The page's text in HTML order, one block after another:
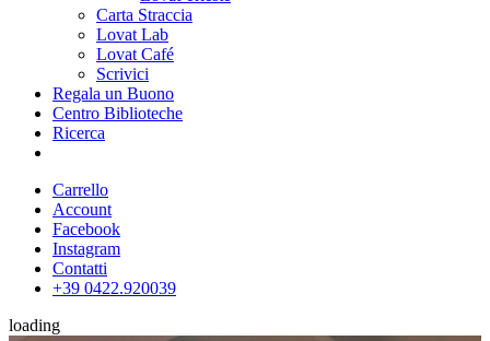
Carta Straccia
Lovat Lab
Lovat Café
Scrivici
Regala un Buono
Centro Biblioteche
Ricerca
Carrello
Account
Facebook
Instagram
Contatti
+39 0422.920039
loading